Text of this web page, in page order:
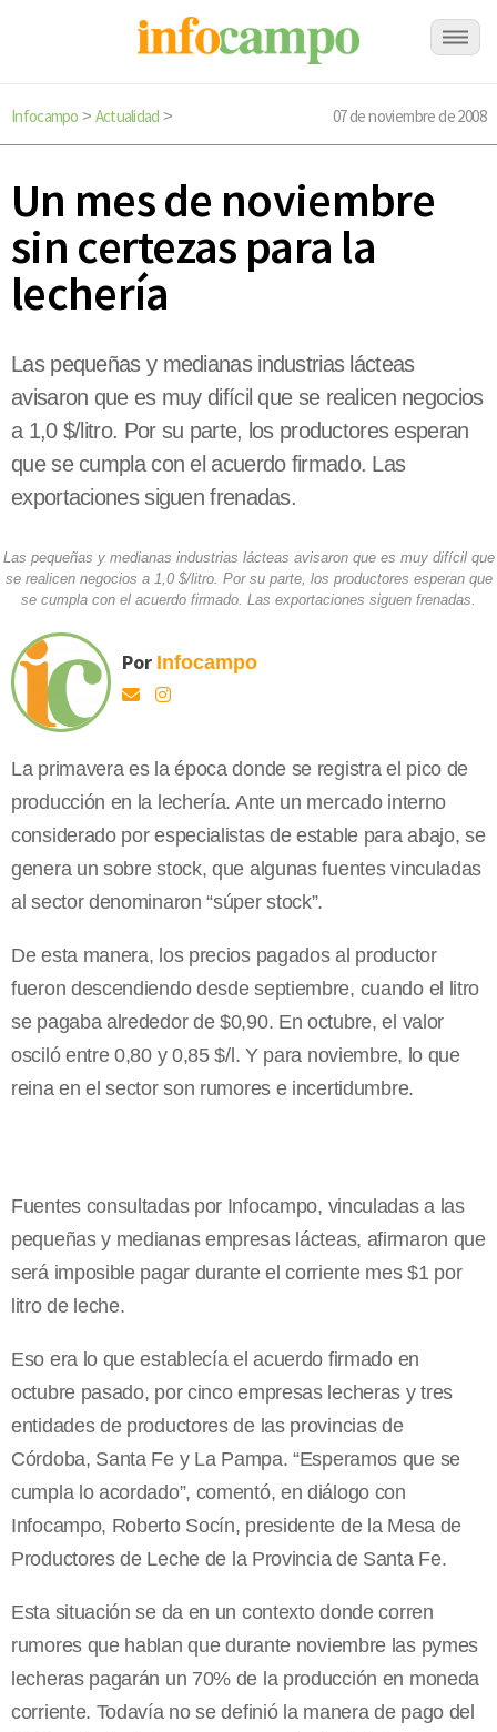
Infocampo > Actualidad > 07 de noviembre de 2008
Un mes de noviembre
sin certezas para la
lechería
Las pequeñas y medianas industrias lácteas
avisaron que es muy difícil que se realicen negocios
a 1,0 $/litro. Por su parte, los productores esperan
que se cumpla con el acuerdo firmado. Las
exportaciones siguen frenadas.
Las pequeñas y medianas industrias lácteas avisaron que es muy difícil que
se realicen negocios a 1,0 $/litro. Por su parte, los productores esperan que
se cumpla con el acuerdo firmado. Las exportaciones siguen frenadas.
Por Infocampo
La primavera es la época donde se registra el pico de
producción en la lechería. Ante un mercado interno
considerado por especialistas de estable para abajo, se
genera un sobre stock, que algunas fuentes vinculadas
al sector denominaron “súper stock”.
De esta manera, los precios pagados al productor
fueron descendiendo desde septiembre, cuando el litro
se pagaba alrededor de $0,90. En octubre, el valor
osciló entre 0,80 y 0,85 $/l. Y para noviembre, lo que
reina en el sector son rumores e incertidumbre.
Fuentes consultadas por Infocampo, vinculadas a las
pequeñas y medianas empresas lácteas, afirmaron que
será imposible pagar durante el corriente mes $1 por
litro de leche.
Eso era lo que establecía el acuerdo firmado en
octubre pasado, por cinco empresas lecheras y tres
entidades de productores de las provincias de
Córdoba, Santa Fe y La Pampa. “Esperamos que se
cumpla lo acordado”, comentó, en diálogo con
Infocampo, Roberto Socín, presidente de la Mesade
Productores de Leche de la Provinciade Santa Fe.
Esta situación se da en un contexto donde corren
rumores que hablan que durante noviembre las pymes
lecheras pagarán un 70% de la producción en moneda
corriente. Todavía no se definió la manera de pago del